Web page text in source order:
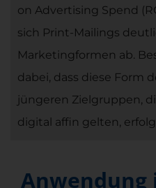
on Advertising Spend
sich Print-Mailings
Marketingformen ab.
dabei, dass diese Form
jüngeren Zielgruppen,
digital affin gelten,
Anwendung